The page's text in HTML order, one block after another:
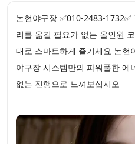
논현야구장 ✅010-2483-
리를 옮길 필요가 없는 올인원
대로 스마트하게 즐기세요 논현
야구장 시스템만의 파워풀한 에
없는 진행으로 느껴보십시오